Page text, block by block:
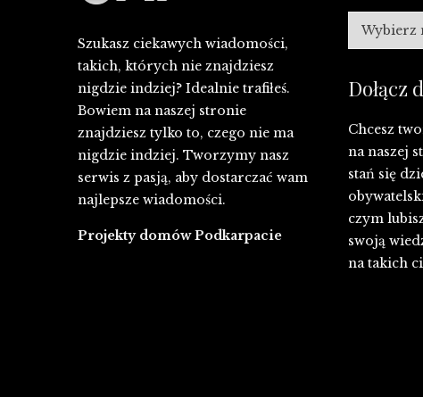
Szukasz ciekawych wiadomości,
takich, których nie znajdziesz
nigdzie indziej? Idealnie trafiłeś.
Bowiem na naszej stronie
znajdziesz tylko to, czego nie ma
nigdzie indziej. Tworzymy nasz
serwis z pasją, aby dostarczać wam
najlepsze wiadomości.
Projekty domów Podkarpacie
Archiwa
Dołącz
Chcesz
na naszej
stań się
czym
swoją
na takich